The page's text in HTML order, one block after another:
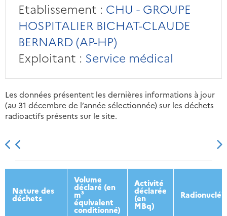
Etablissement : CHU - GROUPE
HOSPITALIER BICHAT-CLAUDE
BERNARD (AP-HP)
Exploitant : Service médical
Les données présentent les dernières informations à jour
(au 31 décembre de l’année sélectionnée) sur les déchets
radioactifs présents sur le site.
2013 2014 2015 2016
Nature des
déchets
Volume
déclaré (en
m³
équivalent
conditionné)
Activité
déclarée
(en
MBq)